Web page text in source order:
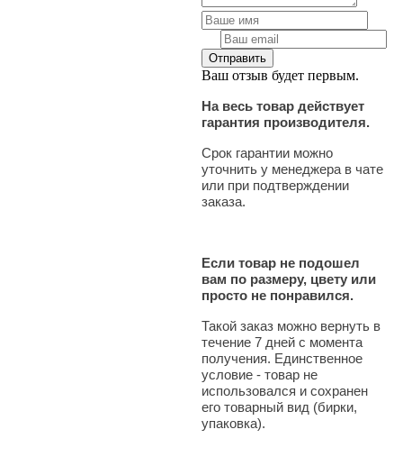
Ваш отзыв будет первым.
На весь товар действует
гарантия производителя.
Срок гарантии можно
уточнить у менеджера в чате
или при подтверждении
заказа.
Если товар не подошел
вам по размеру, цвету или
просто не понравился.
Такой заказ можно вернуть в
течение 7 дней с момента
получения. Единственное
условие - товар не
использовался и сохранен
его товарный вид (бирки,
упаковка).